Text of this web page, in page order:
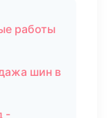
работы
шин в
-